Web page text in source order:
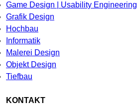
Game Design | Usability Engineering
Grafik Design
Hochbau
Informatik
Malerei Design
Objekt Design
Tiefbau
KONTAKT